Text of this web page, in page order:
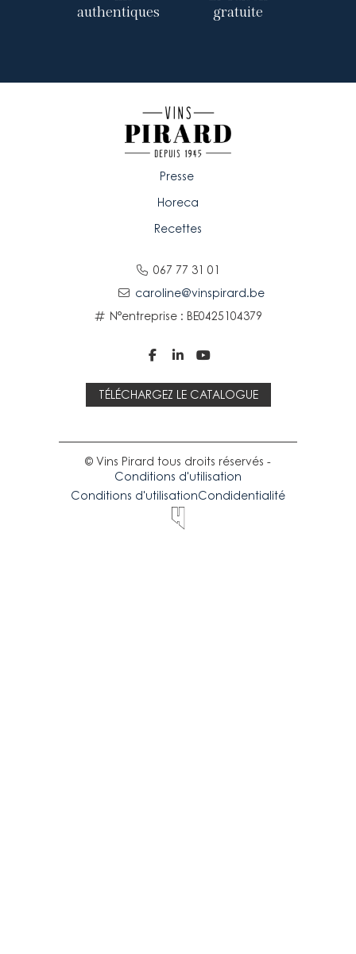
authentiques
gratuite
067 77 31 01
caroline@vinspirard.be
N°entreprise : BE0425104379
Presse
Horeca
Recettes
  
TÉLÉCHARGEZ LE CATALOGUE
© Vins Pirard tous droits réservés -
Conditions d'utilisation
Conditions d'utilisationCondidentialité